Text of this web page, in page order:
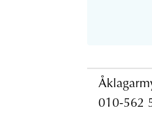
010-562